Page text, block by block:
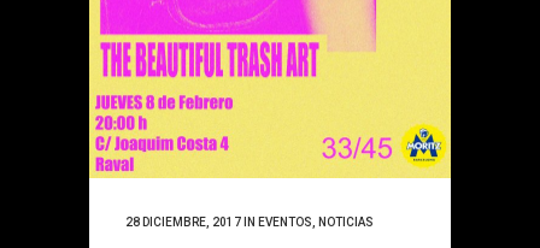
28 DICIEMBRE, 2017 IN EVENTOS, NOTICIAS